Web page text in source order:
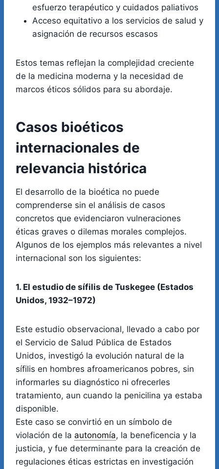
esfuerzo terapéutico y cuidados paliativos
Acceso equitativo a los servicios de salud y
asignación de recursos escasos
Estos temas reflejan la complejidad creciente
de la medicina moderna y la necesidad de
marcos éticos sólidos para su abordaje.
Casos bioéticos
internacionales de
relevancia histórica
El desarrollo de la bioética no puede
comprenderse sin el análisis de casos
concretos que evidenciaron vulneraciones
éticas graves o dilemas morales complejos.
Algunos de los ejemplos más relevantes a nivel
internacional son los siguientes:
1. El estudio de sífilis de Tuskegee (Estados
Unidos, 1932–1972)
Este estudio observacional, llevado a cabo por
el Servicio de Salud Pública de Estados
Unidos, investigó la evolución natural de la
sífilis en hombres afroamericanos pobres, sin
informarles su diagnóstico ni ofrecerles
tratamiento, aun cuando la penicilina ya estaba
disponible.
Este caso se convirtió en un símbolo de
violación de la autonomía, la beneficencia y la
justicia, y fue determinante para la creación de
regulaciones éticas estrictas en investigación